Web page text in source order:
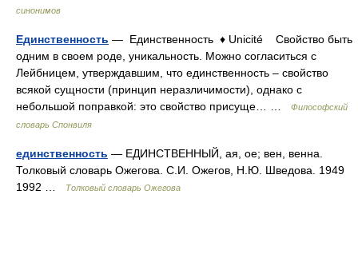
синонимов
Единственность — Единственность ♦ Unicité Свойство быть
одним в своем роде, уникальность. Можно согласиться с
Лейбницем, утверждавшим, что единственность – свойство
всякой сущности (принцип неразличимости), однако с
небольшой поправкой: это свойство присуще… …
Философский
словарь Спонвиля
единственность — ЕДИНСТВЕННЫЙ, ая, ое; вен, венна.
Толковый словарь Ожегова. С.И. Ожегов, Н.Ю. Шведова. 1949
1992 …
Толковый словарь Ожегова